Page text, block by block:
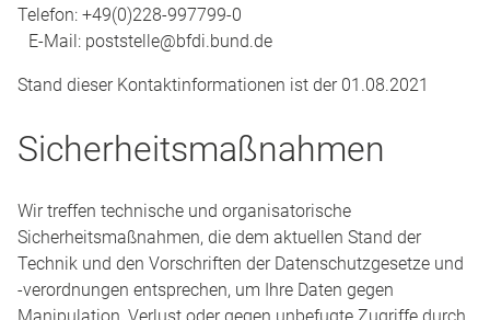
Telefon: +49(0)228-997799-0
E-Mail: poststelle@bfdi.bund.de
Stand dieser Kontaktinformationen ist der 01.08.2021
Sicherheitsmaßnahmen
Wir treffen technische und organisatorische
Sicherheitsmaßnahmen, die dem aktuellen Stand der
Technik und den Vorschriften der Datenschutzgesetze und
-verordnungen entsprechen, um Ihre Daten gegen